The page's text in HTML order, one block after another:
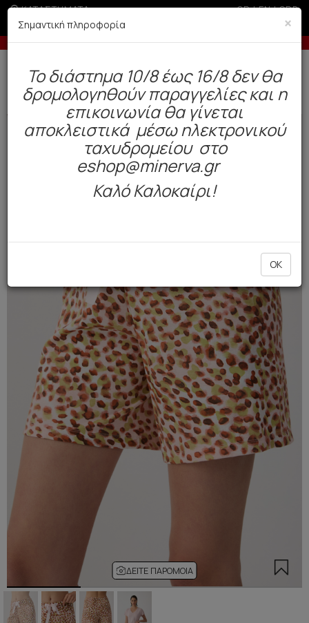
ΚΑΤΑΣΤΗΜΑΤΑ GR|EN|SRB
με πιστωτική άνω των 100€ -10% σε
Δωρεάν αποστολή άνω των 49€. Παράδοση σε 3-5 εργάσιμες.
Γυναίκα Πυτζάμες / Νυχτικά Καλοκαιρινές
NEW
ΔΕΊΤΕ ΠΑΡΌΜΟΙΑ
×
Σημαντική πληροφορία
To διάστημα 10/8 έως 16/8 δεν θα
δρομολογηθούν παραγγελίες και η
επικοινωνία θα γίνεται
αποκλειστικά μέσω ηλεκτρονικού
ταχυδρομείου στο
eshop@minerva.gr
Καλό Καλοκαίρι!
OK